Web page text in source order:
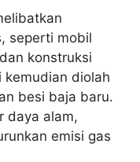
seperti mobil
konstruksi
kemudian diolah
besi baja baru.
daya alam,
emisi gas